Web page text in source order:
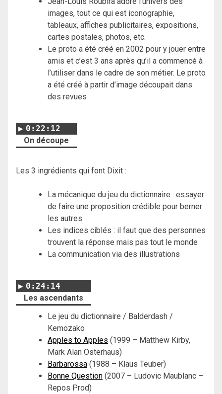
images, tout ce qui est iconographie,
tableaux, affiches publicitaires, expositions,
cartes postales, photos, etc.
Le proto a été créé en 2002 pour y jouer entre
amis et c’est 3 ans après qu’il a commencé à
l’utiliser dans le cadre de son métier. Le proto
a été créé à partir d’image découpait dans
des revues
0:22:12
On découpe
Les 3 ingrédients qui font Dixit :
La mécanique du jeu du dictionnaire : essayer
de faire une proposition crédible pour berner
les autres
Les indices ciblés : il faut que des personnes
trouvent la réponse mais pas tout le monde
La communication via des illustrations
0:24:14
Les ascendants
Le jeu du dictionnaire / Balderdash /
Kemozako
Apples to Apples (1999 – Matthew Kirby,
Mark Alan Osterhaus)
Barbarossa (1988 – Klaus Teuber)
Bonne Question (2007 – Ludovic Maublanc –
Repos Prod)